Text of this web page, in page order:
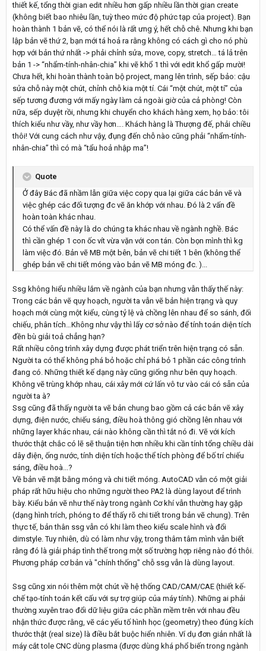
thiết kế, tổng thời gian edit nhiều hơn gấp nhiều lần thời gian create
(không biết bao nhiêu lần, tuỳ theo mức độ phức tạp của project). Bạn
hoàn thành 1 bản vẽ, có thể nói là rất ưng ý, hết chỗ chê. Nhưng khi bạn
lập bản vẽ thứ 2, bạn mới tá hoả ra rằng không có cách gì cho nó phù
hợp với bản thứ nhất -> phải chỉnh sửa, move, copy, stretch… tá lả trên
bản 1 -> “nhẩm-tính-nhân-chia” khi vẽ khổ 1 thì với edit khổ gấp mười!
Chưa hết, khi hoàn thành toàn bộ project, mang lên trình, sếp bảo: cậu
sửa chỗ này một chút, chỉnh chỗ kia một tí. Cái “một chút, một tí” của
sếp tương đương với mấy ngày làm cả ngoài giờ của cả phòng! Còn
nữa, sếp duyệt rồi, nhưng khi chuyển cho khách hàng xem, họ bảo: tôi
thích kiểu như vầy, như vầy hơn…. Khách hàng là Thượng đế, phải chiều
thôi! Với cung cách như vậy, đụng đến chỗ nào cũng phải “nhẩm-tính-
nhân-chia” thì có mà “tẩu hoả nhập ma”!
Quote
Ở đây Bác đã nhầm lẫn giữa việc copy qua lại giữa các bản vẽ và
việc ghép các đối tượng đc vẽ ăn khớp với nhau. Đó là 2 vấn đề
hoàn toàn khác nhau.
Có thể vấn đề này là do chúng ta khác nhau về ngành nghề. Bác
thì cần ghép 1 con ốc vít vừa vặn với con tán. Còn bọn mình thì kg
làm việc đó. Bản vẽ MB một bên, bản vẽ chi tiết 1 bên (không thể
ghép bản vẽ chi tiết móng vào bản vẽ MB móng đc. )...
Ssg không hiểu nhiều lắm về ngành của bạn nhưng vẫn thấy thế này:
Trong các bản vẽ quy hoạch, người ta vẫn vẽ bản hiện trạng và quy
hoạch mới cùng một kiểu, cùng tỷ lệ và chồng lên nhau để so sánh, đối
chiếu, phân tích…Không như vậy thì lấy cơ sở nào để tính toán diện tích
đền bù giải toả chẳng hạn?
Rất nhiều công trình xây dựng được phát triển trên hiện trạng có sẵn.
Người ta có thể không phá bỏ hoặc chỉ phá bỏ 1 phần các công trình
đang có. Những thiết kế dạng này cũng giống như bên quy hoạch.
Không vẽ trùng khớp nhau, cái xây mới cứ lấn vô tư vào cái có sẵn của
người ta à?
Ssg cũng đã thấy người ta vẽ bản chung bao gồm cả các bản vẽ xây
dựng, điện nước, chiếu sáng, điều hoà thông gió chồng lên nhau với
những layer khác nhau, cái nào không cần thì tắt nó đi. Vẽ với kích
thước thật chắc có lẽ sẽ thuận tiện hơn nhiều khi cần tính tổng chiều dài
dây điện, ống nước, tính diện tích hoặc thể tích phòng để bố trí chiếu
sáng, điều hoà...?
Về bản vẽ mặt bằng móng và chi tiết móng. AutoCAD vẫn có một giải
pháp rất hữu hiệu cho những người theo PA2 là dùng layout để trình
bày. Kiểu bản vẽ như thế này trong ngành Cơ khí vẫn thường hay gặp
(dạng hình trích, phóng to để thấy rõ chi tiết trong bản vẽ chung). Trên
thực tế, bản thân ssg vẫn có khi làm theo kiểu scale hình và đổi
dimstyle. Tuy nhiên, dù có làm như vậy, trong thâm tâm mình vẫn biết
rằng đó là giải pháp tình thế trong một số trường hợp riêng nào đó thôi.
Phương pháp cơ bản và "chính thống" chỗ ssg vẫn là dùng layout.
Ssg cũng xin nói thêm một chút về hệ thống CAD/CAM/CAE (thiết kế-
chế tạo-tính toán kết cấu với sự trợ giúp của máy tính). Những ai phải
thường xuyên trao đổi dữ liệu giữa các phần mềm trên với nhau đều
nhận thức được rằng, vẽ các yếu tố hình học (geometry) theo đúng kích
thước thật (real size) là điều bắt buộc hiển nhiên. Ví dụ đơn giản nhất là
máy cắt tole CNC dùng plasma (được dùng khá phổ biến trong ngành